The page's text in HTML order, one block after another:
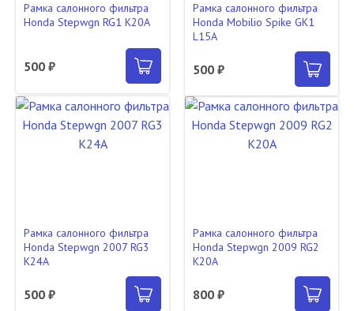
Рамка салонного фильтра
Honda Stepwgn RG1 K20A
500 ₽
Рамка салонного фильтра
Honda Mobilio Spike GK1
L15A
500 ₽
Рамка салонного фильтра
Honda Stepwgn 2007 RG3
K24A
500 ₽
Рамка салонного фильтра
Honda Stepwgn 2009 RG2
K20A
800 ₽